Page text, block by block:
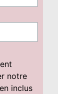
notre
inclus